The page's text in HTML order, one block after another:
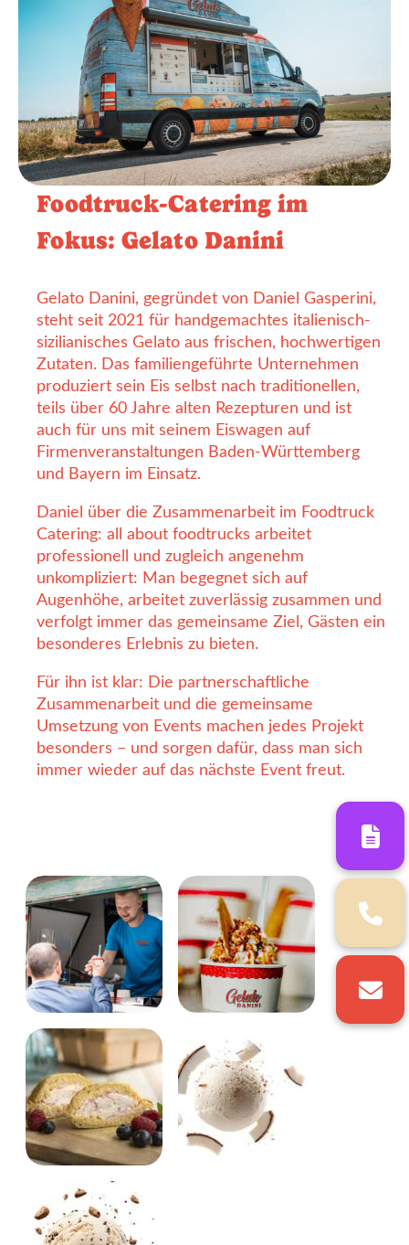
Foodtruck-Catering im
Fokus: Gelato Danini
Gelato Danini, gegründet von Daniel Gasperini,
steht seit 2021 für handgemachtes italienisch-
sizilianisches Gelato aus frischen, hochwertigen
Zutaten. Das familiengeführte Unternehmen
produziert sein Eis selbst nach traditionellen,
teils über 60 Jahre alten Rezepturen und ist
auch für uns mit seinem Eiswagen auf
Firmenveranstaltungen Baden-Württemberg
und Bayern im Einsatz.
Daniel über die Zusammenarbeit im Foodtruck
Catering: all about foodtrucks arbeitet
professionell und zugleich angenehm
unkompliziert: Man begegnet sich auf
Augenhöhe, arbeitet zuverlässig zusammen und
verfolgt immer das gemeinsame Ziel, Gästen ein
besonderes Erlebnis zu bieten.
Für ihn ist klar: Die partnerschaftliche
Zusammenarbeit und die gemeinsame
Umsetzung von Events machen jedes Projekt
besonders – und sorgen dafür, dass man sich
immer wieder auf das nächste Event freut.